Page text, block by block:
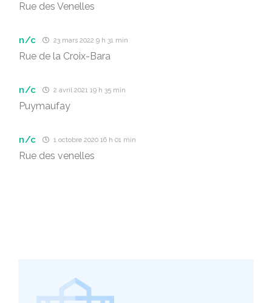
Rue des Venelles
n/c 23 mars 2022 9 h 31 min
Rue de la Croix-Bara
n/c 2 avril 2021 19 h 35 min
Puymaufay
n/c 1 octobre 2020 16 h 01 min
Rue des venelles